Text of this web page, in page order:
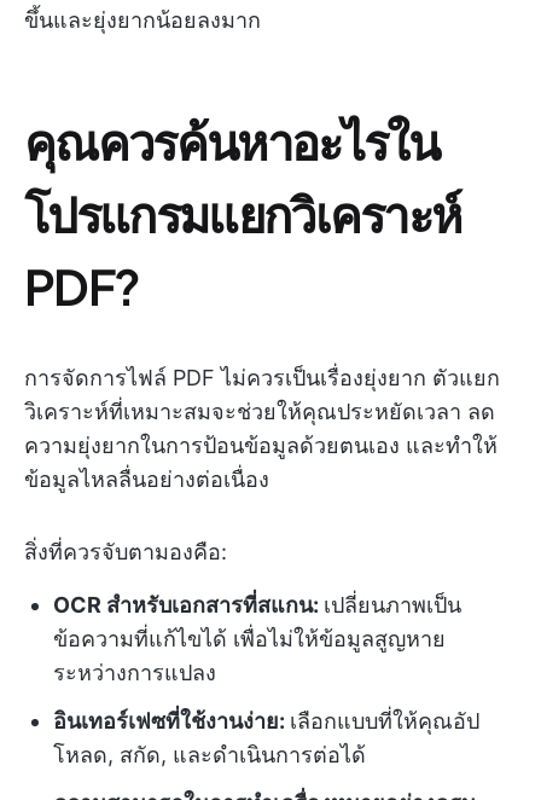
ขึ้นและยุ่งยากน้อยลงมาก
คุณควรค้นหาอะไรใน
โปรแกรมแยกวิเคราะห์
PDF?
การจัดการไฟล์ PDF ไม่ควรเป็นเรื่องยุ่งยาก ตัวแยก
วิเคราะห์ที่เหมาะสมจะช่วยให้คุณประหยัดเวลา ลด
ความยุ่งยากในการป้อนข้อมูลด้วยตนเอง และทำให้
ข้อมูลไหลลื่นอย่างต่อเนื่อง
สิ่งที่ควรจับตามองคือ:
OCR สำหรับเอกสารที่สแกน: เปลี่ยนภาพเป็น
ข้อความที่แก้ไขได้ เพื่อไม่ให้ข้อมูลสูญหาย
ระหว่างการแปลง
อินเทอร์เฟซที่ใช้งานง่าย: เลือกแบบที่ให้คุณอัป
โหลด, สกัด, และดำเนินการต่อได้